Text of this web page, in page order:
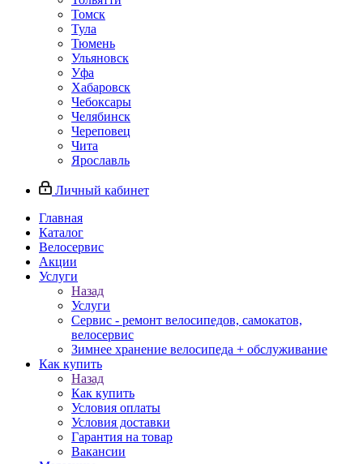
Томск
Тула
Тюмень
Ульяновск
Уфа
Хабаровск
Чебоксары
Челябинск
Череповец
Чита
Ярославль
Личный кабинет
Главная
Каталог
Велосервис
Акции
Услуги
Назад
Услуги
Сервис - ремонт велосипедов, самокатов,
велосервис
Зимнее хранение велосипеда + обслуживание
Как купить
Назад
Как купить
Условия оплаты
Условия доставки
Гарантия на товар
Вакансии